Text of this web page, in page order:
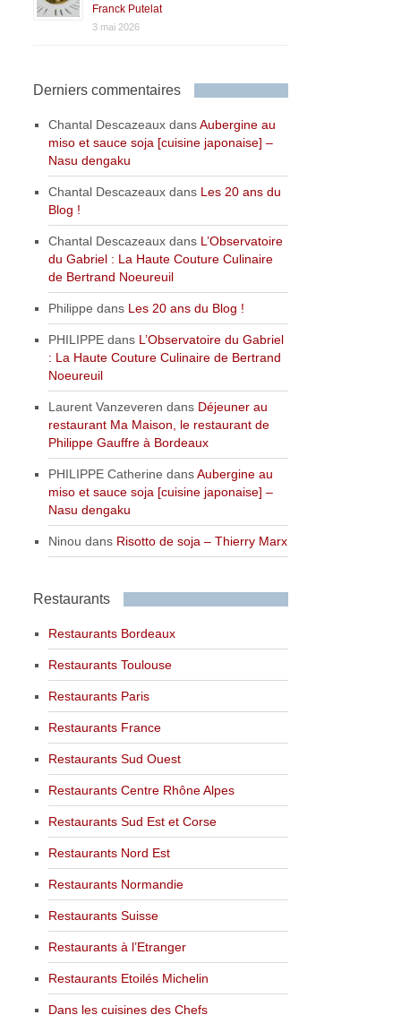
Franck Putelat
3 mai 2026
Derniers commentaires
Chantal Descazeaux dansAubergine au
miso et sauce soja [cuisine japonaise] –
Nasu dengaku
Chantal Descazeaux dans Les 20 ans du
Blog !
Chantal Descazeaux dans L’Observatoire
du Gabriel : La Haute Couture Culinaire
de Bertrand Noeureuil
Philippe dans Les 20 ans du Blog !
PHILIPPE dans L’Observatoire du Gabriel
: La Haute Couture Culinaire de Bertrand
Noeureuil
Laurent Vanzeveren dans Déjeuner au
restaurant Ma Maison, le restaurant de
Philippe Gauffre à Bordeaux
PHILIPPE Catherine dansAubergine au
miso et sauce soja [cuisine japonaise] –
Nasu dengaku
Ninou dans Risotto de soja – Thierry Marx
Restaurants
Restaurants Bordeaux
Restaurants Toulouse
Restaurants Paris
Restaurants France
Restaurants Sud Ouest
Restaurants Centre Rhône Alpes
Restaurants Sud Est et Corse
Restaurants Nord Est
Restaurants Normandie
Restaurants Suisse
Restaurants à l’Etranger
Restaurants Etoilés Michelin
Dans les cuisines des Chefs